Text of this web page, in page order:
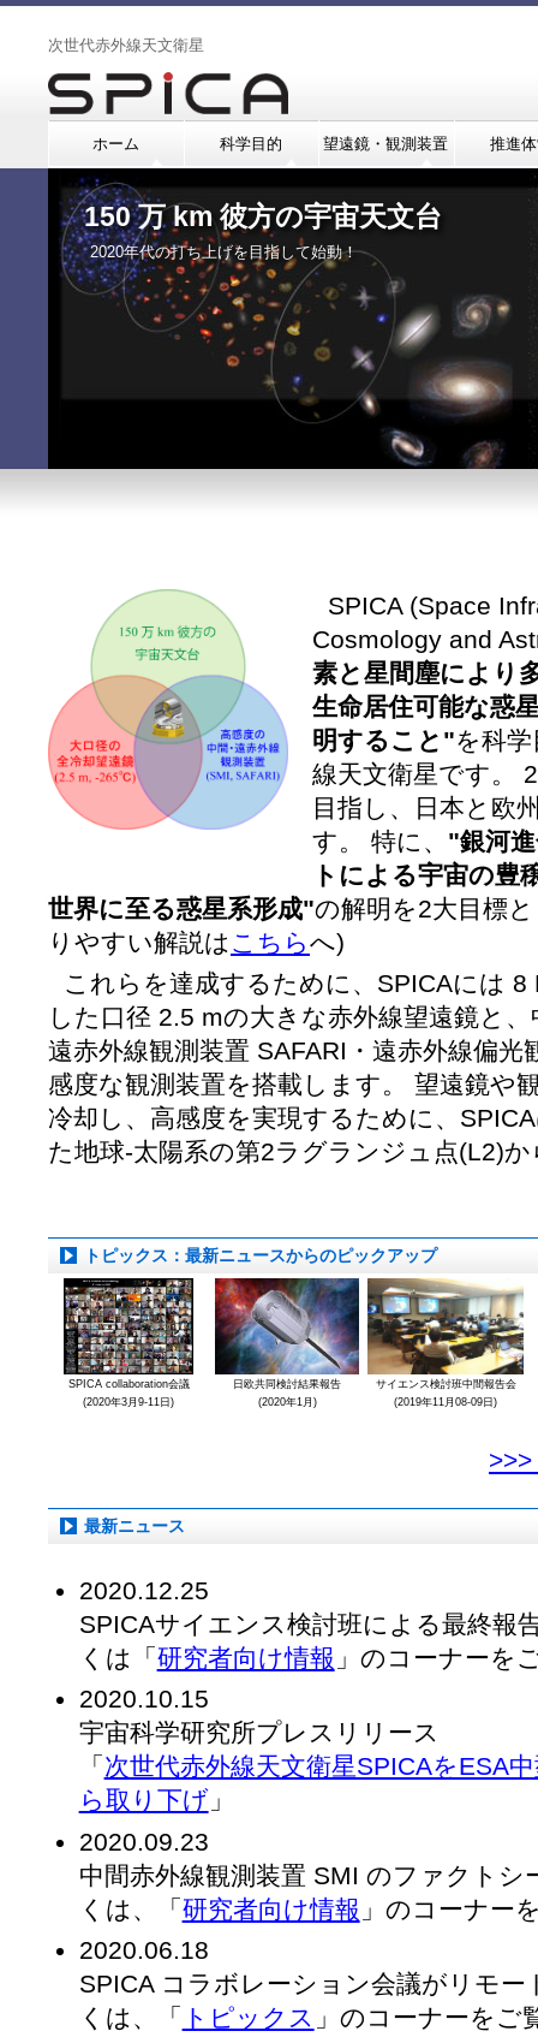
次世代赤外線天文衛星
ホーム 科学目的 望遠鏡・観測装置 推進
150 万 km 彼方の宇宙天文台
2020年代の打ち上げを目指して始動！
SPICA (Space
Cosmology and
素と星間塵により
生命居住可能な惑
明すること"を科
線天文衛星です。
目指し、日本と欧
す。 特に、 "銀河
トによる宇宙の豊
世界に至る惑星系形成"の解明を2大目標
りやすい解説はこちらへ)
これらを達成するために、SPICAには
した口径 2.5 mの大きな赤外線望遠鏡と
遠赤外線観測装置 SAFARI・遠赤外線偏光
感度な観測装置を搭載します。 望遠鏡や
冷却し、高感度を実現するために、
た地球-太陽系の第2ラグランジュ点(L2)
トピックス：最新ニュースからのピックアップ
SPICA collaboration会議 日欧共同検討結果報告
サイエンス検討班中間報告会
(2020年3月9-11日)
(2020年1月) (2019年11月08-09日)
最新ニュース
2020.12.25
SPICAサイエンス検討班による最終報
くは「 研究者向け情報 」のコーナーを
2020.10.15
宇宙科学研究所プレスリリース
「 次世代赤外線天文衛星SPICAをESA
ら取り下げ」
2020.09.23
中間赤外線観測装置 SMI のファクト
くは、「 研究者向け情報 」のコーナー
2020.06.18
SPICA コラボレーション会議がリモ
くは、「 トピックス 」のコーナーをご